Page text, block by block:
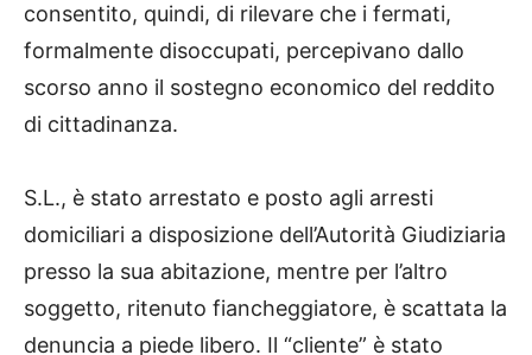
consentito, quindi, di rilevare che i fermati,
formalmente disoccupati, percepivano dallo
scorso anno il sostegno economico del reddito
di cittadinanza.
S.L., è stato arrestato e posto agli arresti
domiciliari a disposizione dell’Autorità Giudiziaria
presso la sua abitazione, mentre per l’altro
soggetto, ritenuto fiancheggiatore, è scattata la
denuncia a piede libero. Il “cliente” è stato